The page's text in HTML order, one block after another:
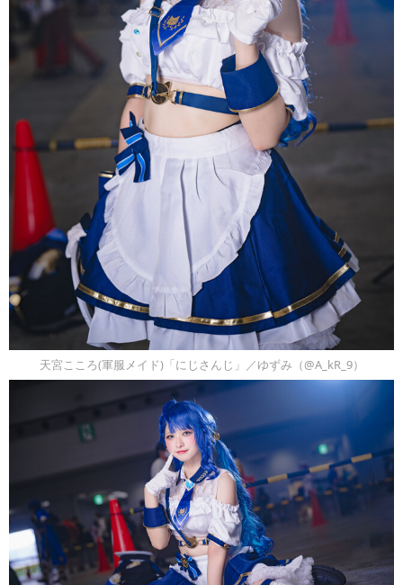
天宮こころ(軍服メイド)「にじさんじ」／ゆずみ（@A_kR_9）